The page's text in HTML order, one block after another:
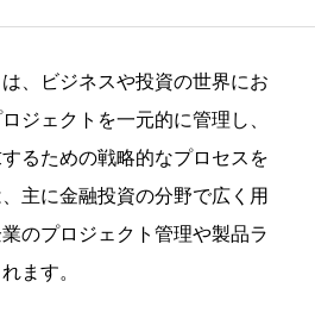
、ビジネスや投資の世界にお
ジェクトを一元的に管理し、
るための戦略的なプロセスを
主に金融投資の分野で広く用
のプロジェクト管理や製品ラ
ます。